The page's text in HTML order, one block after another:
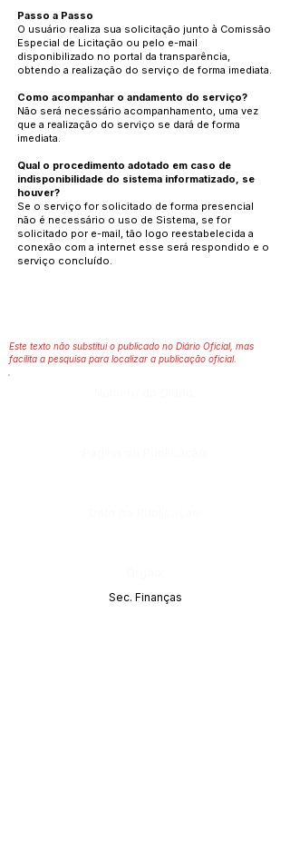
Passo a Passo
O usuário realiza sua solicitação junto à Comissão
Especial de Licitação ou pelo e-mail
disponibilizado no portal da transparência,
obtendo a realização do serviço de forma imediata.
Como acompanhar o andamento do serviço?
Não será necessário acompanhamento, uma vez
que a realização do serviço se dará de forma
imediata.
Qual o procedimento adotado em caso de
indisponibilidade do sistema informatizado, se
houver?
Se o serviço for solicitado de forma presencial
não é necessário o uso de Sistema, se for
solicitado por e-mail, tão logo reestabelecida a
conexão com a internet esse será respondido e o
serviço concluído.
Este texto não substitui o publicado no Diário Oficial, mas
facilita a pesquisa para localizar a publicação oficial.
Sec. Finanças